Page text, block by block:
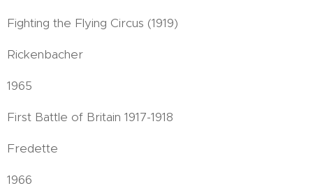
Fighting the Flying Circus (1919)
Rickenbacher
1965
First Battle of Britain 1917-1918
Fredette
1966